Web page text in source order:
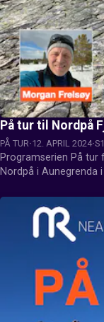
På tur til Nordpå
PÅ TUR 12. APRIL 2024
Programserien På tur
Nordpå i Aunegrenda
programmet var